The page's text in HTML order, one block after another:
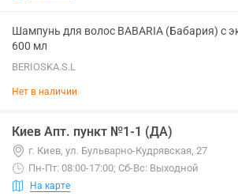
Шампунь для волос BABARIA (Бабария) с
600 мл
BERIOSKA.S.L
Нет в наличии
Киев Апт. пункт №1-1 (ДА)
г. Киев, ул. Бульварно-Кудрявская, 27
Пн-Пт: 08:00-17:00; Сб-Вс: Выходной
На карте